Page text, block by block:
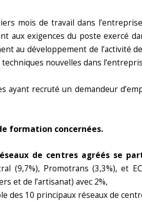
mois de travail dans
aux exigences du poste exercé
au développement de l’activité
nouvelles dans
ayant recruté un demandeur
formation concernées.
de centres agréés se
(9,7%), Promotrans (3,3%), et
et de l’artisanat) avec 2%,
des 10 principaux réseaux de